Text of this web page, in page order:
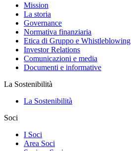
Mission
La storia
Governance
Normativa finanziaria
Etica di Gruppo e Whistleblowing
Investor Relations
Comunicazioni e media
Documenti e informative
La Sostenibilità
La Sostenibilità
Soci
I Soci
Area Soci